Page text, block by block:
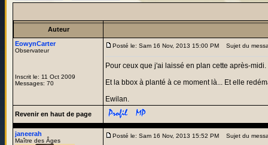
Auteur
EowynCarter
Observateur
Inscrit le: 11 Oct 2009
Messages: 70
Posté le: Sam 16 Nov, 2013 15:00 PM Sujet du
Pour ceux que j'ai laissé en plan cette après-
Et la bbox à planté à ce moment là... Et elle
Ewilan.
Revenir en haut de page
janeerah
Maître des Âges
Posté le: Sam 16 Nov, 2013 15:52 PM Sujet du